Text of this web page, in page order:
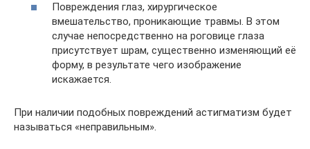
Повреждения глаз, хирургическое
вмешательство, проникающие травмы. В этом
случае непосредственно на роговице глаза
присутствует шрам, существенно изменяющий её
форму, в результате чего изображение
искажается.
При наличии подобных повреждений астигматизм будет
называться «неправильным».